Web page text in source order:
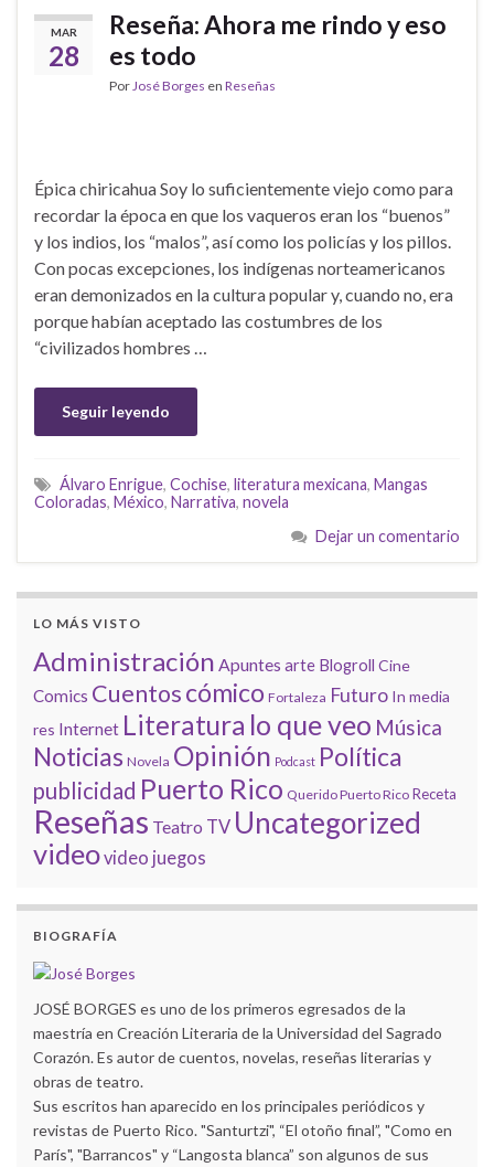
MAR
28
Reseña: Ahora me rindo y eso
es todo
PorJosé Borges en Reseñas
Épica chiricahua Soy lo suficientemente viejo como para
recordar la época en que los vaqueros eran los “buenos”
y los indios, los “malos”, así como los policías y los pillos.
Con pocas excepciones, los indígenas norteamericanos
eran demonizados en la cultura popular y, cuando no, era
porque habían aceptado las costumbres de los
“civilizados hombres …
Seguir leyendo
Álvaro Enrigue, Cochise, literatura mexicana, Mangas
Coloradas, México, Narrativa, novela
Dejar un comentario
LO MÁS VISTO
Administración Apuntes arte Blogroll Cine
Comics Cuentoscómico Fortaleza Futuro In media
res Internet Literatura lo que veo Música
Noticias Novela Opinión Podcast Política
publicidad Puerto Rico Querido Puerto Rico Receta
Reseñas Teatro TV Uncategorized
videovideo juegos
BIOGRAFÍA
JOSÉ BORGES es uno de los primeros egresados de la
maestría en Creación Literaria de la Universidad del Sagrado
Corazón. Es autor de cuentos, novelas, reseñas literarias y
obras de teatro.
Sus escritos han aparecido en los principales periódicos y
revistas de Puerto Rico. "Santurtzi", “El otoño final”, "Como en
París", "Barrancos" y “Langosta blanca” son algunos de sus